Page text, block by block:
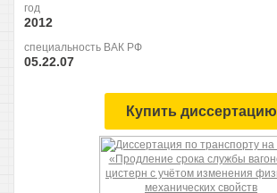
год
2012
специальность ВАК РФ
05.22.07
Купить диссертацию